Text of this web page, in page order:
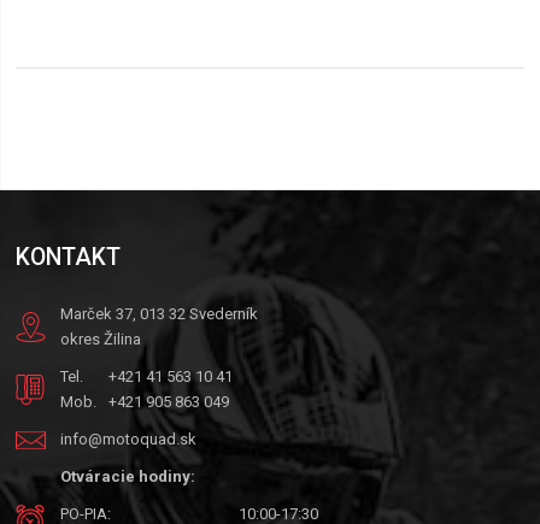
KONTAKT
Marček 37, 013 32 Svederník
okres Žilina
Tel.
+421 41 563 10 41
Mob.
+421 905 863 049
info@motoquad.sk
Otváracie hodiny:
PO-PIA:
10:00-17:30